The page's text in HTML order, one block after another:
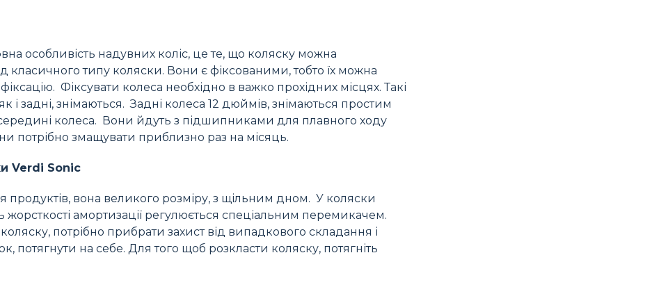
особливість надувних коліс, це те, що коляску можна
класичного типу коляски. Вони є фіксованими, тобто їх можна
Фіксувати колеса необхідно в важко прохідних місцях. Такі
і задні, знімаються. Задні колеса 12 дюймів, знімаються простим
колеса. Вони йдуть з підшипниками для плавного ходу
потрібно змащувати приблизно раз на місяць.
Verdi Sonic
продуктів, вона великого розміру, з щільним дном. У коляски
жорсткості амортизації регулюється спеціальним перемикачем.
потрібно прибрати захист від випадкового складання і
потягнути на себе. Для того щоб розкласти коляску, потягніть